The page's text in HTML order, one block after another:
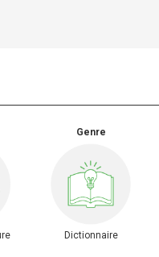
Genre
Dictionnaire